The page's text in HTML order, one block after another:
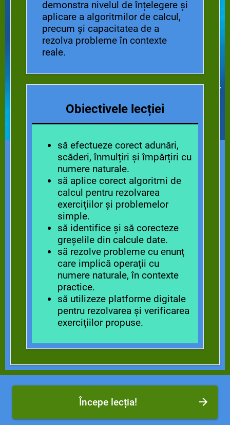
demonstra nivelul de înțelegere și
aplicare a algoritmilor de calcul,
precum și capacitatea de a
rezolva probleme în contexte
reale.
Obiectivele lecției
să efectueze corect adunări,
scăderi, înmulțiri și împărțiri cu
numere naturale.
să aplice corect algoritmi de
calcul pentru rezolvarea
exercițiilor și problemelor
simple.
să identifice și să corecteze
greșelile din calcule date.
să rezolve probleme cu enunț
care implică operații cu
numere naturale, în contexte
practice.
să utilizeze platforme digitale
pentru rezolvarea și verificarea
exercițiilor propuse.
Începe lecția!